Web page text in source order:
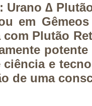
Urano ∆
em
com Plutão
ciência e
de uma